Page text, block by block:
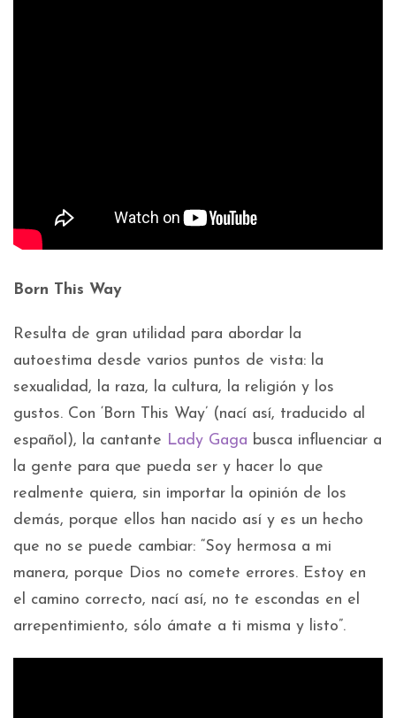
Born This Way
Resulta de gran utilidad para abordar la
autoestima desde varios puntos de vista: la
sexualidad, la raza, la cultura, la religión y los
gustos. Con ‘Born This Way’ (nací así, traducido al
español), la cantante Lady Gaga busca influenciar a
la gente para que pueda ser y hacer lo que
realmente quiera, sin importar la opinión de los
demás, porque ellos han nacido así y es un hecho
que no se puede cambiar: “Soy hermosa a mi
manera, porque Dios no comete errores. Estoy en
el camino correcto, nací así, no te escondas en el
arrepentimiento, sólo ámate a ti misma y listo”.